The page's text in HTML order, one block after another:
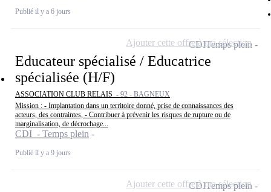
Publié il y a 6 jours
Educateur spécialisé / Educatrice
spécialisée (H/F)
ASSOCIATION CLUB RELAIS - 92 - BAGNEUX
Mission : - Implantation dans un territoire donné, prise de connaissances des
acteurs, des contraintes, - Contribuer à prévenir les risques de rupture ou de
marginalisation, de décrochage...
CDI - Temps plein
Publié il y a 9 jours
CDITemps plein
Ajouter cette offre à ma sélection
CDITemps plein
Ajouter cette offre à ma sélection